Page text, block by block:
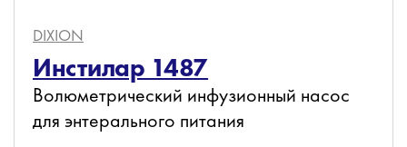
DIXION
Инстилар 1487
Волюметрический инфузионный насос
для энтерального питания